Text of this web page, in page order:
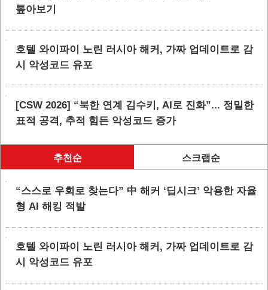
톺아보기
호텔 와이파이 노린 러시아 해커, 가짜 업데이트로 감
시 악성코드 유포
[CSW 2026] “북한 연계 김수키, AI로 진화”... 정밀한
표적 공격, 추적 힘든 악성코드 증가
추천순 스크랩순
“스스로 우회로 찾는다” 中 해커 ‘딥시크’ 악용한 자율
형 AI 해킹 적발
호텔 와이파이 노린 러시아 해커, 가짜 업데이트로 감
시 악성코드 유포